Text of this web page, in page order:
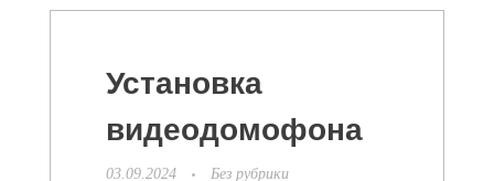
Установка
видеодомофона
03.09.2024 Без рубрики